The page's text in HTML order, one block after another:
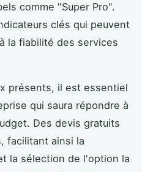
comme "Super Pro".
clés qui peuvent
la fiabilité des services
présents, il est essentiel
qui saura répondre à
Des devis gratuits
facilitant ainsi la
la sélection de l'option la